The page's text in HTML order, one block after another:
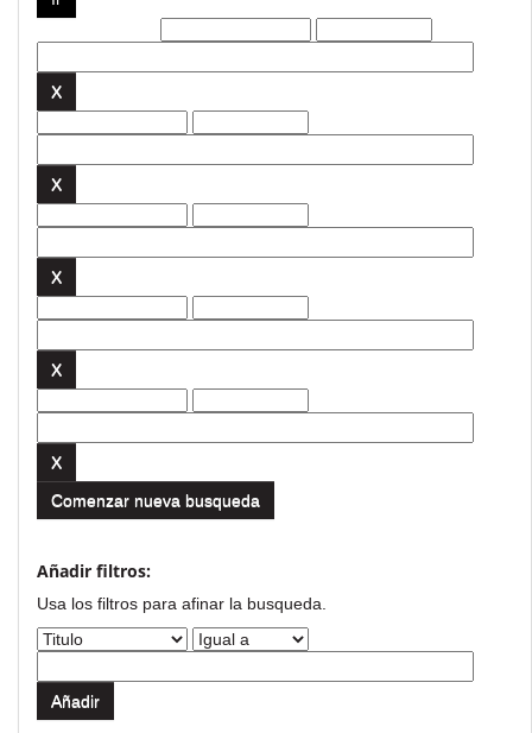
Comenzar nueva busqueda
Añadir filtros:
Usa los filtros para afinar la busqueda.